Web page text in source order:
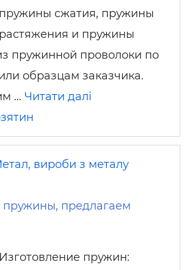
пружины сжатия, пружины
растяжения и пружины
пружинной проволоки по
образцам заказчика.
… Читати далі
вироби з металу
пружины, предлагаем
Изготовление пружин: